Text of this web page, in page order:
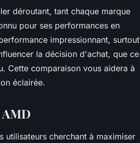
déroutant, tant chaque marque
pour ses performances en
impressionnant, surtout
la décision d'achat, que ce
Cette comparaison vous aidera à
éclairée.
utilisateurs cherchant à maximiser